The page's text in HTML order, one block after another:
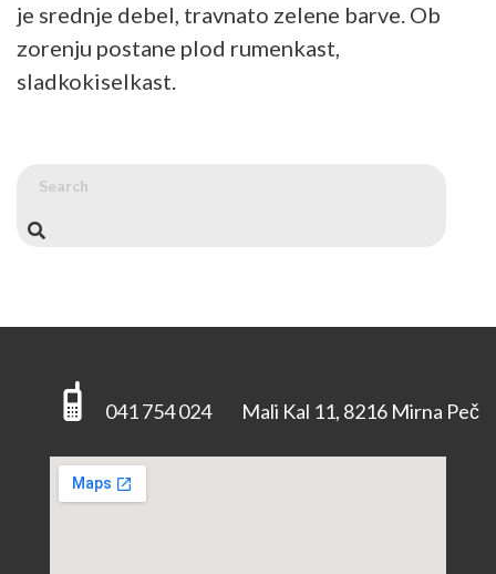
je srednje debel, travnato zelene barve. Ob
zorenju postane plod rumenkast,
sladkokiselkast.
041 754 024 Mali Kal 11, 8216 Mirna Peč